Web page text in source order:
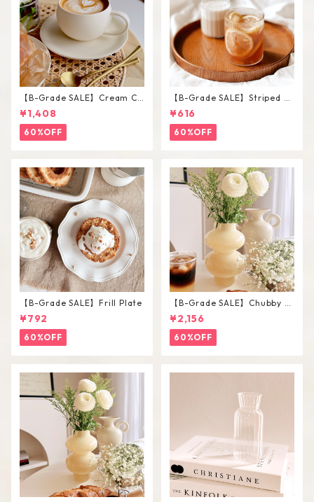
【B-Grade SALE】Cream Co
lor Round Shape Cup Saucer
Set
¥1,408
60%OFF
【B-Grade SALE】Striped Sh
ort Glass / M
¥616
60%OFF
【B-Grade SALE】Frill Plate
¥792
60%OFF
【B-Grade SALE】Chubby V
ase / L
¥2,156
60%OFF